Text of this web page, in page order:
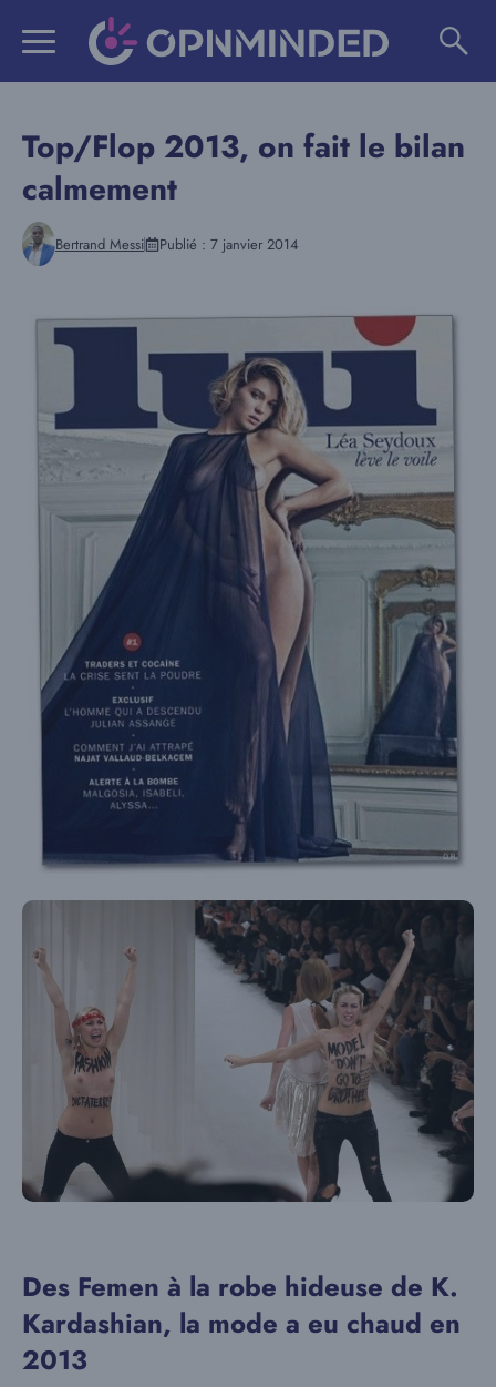
Top/Flop 2013, on fait le bilan
calmement
Bertrand Messi Publié : 7 janvier 2014
Des Femen à la robe hideuse de K.
Kardashian, la mode a eu chaud en
2013